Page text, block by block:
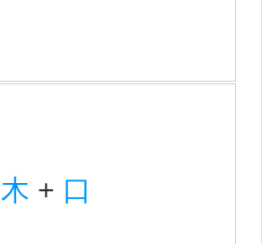
木 + 口